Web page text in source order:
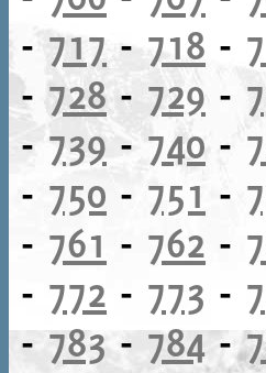
-717 - 718 -
-728- 729 -
-739-740 -
- 750 - 751 -
- 761 - 762 -
- 772 - 773 -
-783-784-